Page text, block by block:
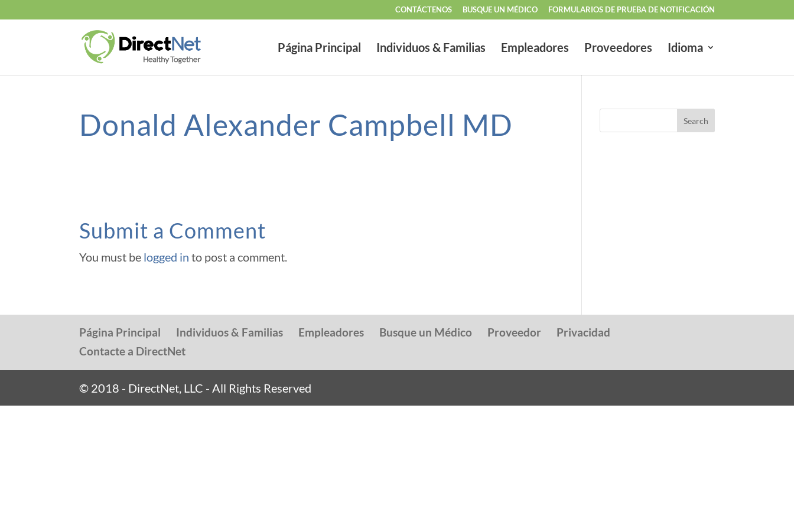
CONTÁCTENOS BUSQUE UN MÉDICO FORMULARIOS DE PRUEBA DE NOTIFICACIÓN
Página Principal Individuos & Familias Empleadores Proveedores Idioma
Donald Alexander Campbell MD
Submit a Comment
You must be logged in to post a comment.
Página Principal Individuos & Familias Empleadores Busque un Médico Proveedor
Privacidad
Contacte a DirectNet
© 2018 - DirectNet, LLC - All Rights Reserved